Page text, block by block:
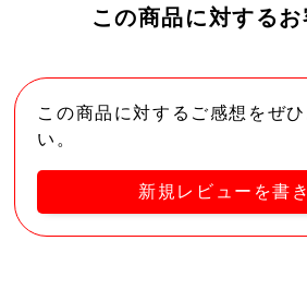
この商品に対する
この商品に対するご感想をぜ
い。
新規レビューを書